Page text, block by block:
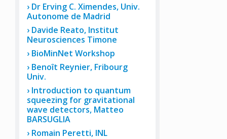
Dr Erving C. Ximendes, Univ.
Autonome de Madrid
Davide Reato, Institut
Neurosciences Timone
BioMinNet Workshop
Benoît Reynier, Fribourg
Univ.
Introduction to quantum
squeezing for gravitational
wave detectors, Matteo
BARSUGLIA
Romain Peretti, INL